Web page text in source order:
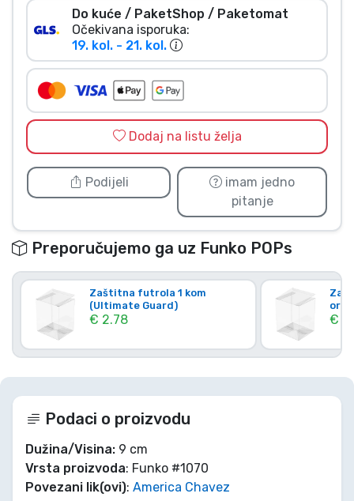
Do kuće / PaketShop / Paketomat
Očekivana isporuka:
19. kol. - 21. kol.
Dodaj na listu želja
Podijeli
imam jedno
pitanje
Preporučujemo ga uz Funko POPs
Zaštitna futrola 1 kom
(Ultimate Guard)
€ 2.78 €
Podaci o proizvodu
Dužina/Visina: 9 cm
Vrsta proizvoda: Funko #1070
Povezani lik(ovi): America Chavez